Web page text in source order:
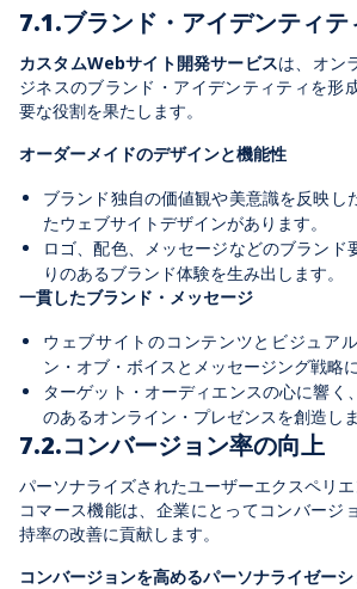
7.1.ブランド・アイデンティテ
カスタムWebサイト開発サービスは、オン
ジネスのブランド・アイデンティティを形
要な役割を果たします。
オーダーメイドのデザインと機能性
ブランド独自の価値観や美意識を反映し
たウェブサイトデザインがあります。
ロゴ、配色、メッセージなどのブランド
りのあるブランド体験を生み出します。
一貫したブランド・メッセージ
ウェブサイトのコンテンツとビジュア
ン・オブ・ボイスとメッセージング戦略
ターゲット・オーディエンスの心に響く
のあるオンライン・プレゼンスを創造しま
7.2.コンバージョン率の向上
パーソナライズされたユーザーエクスペリ
コマース機能は、企業にとってコンバージ
持率の改善に貢献します。
コンバージョンを高めるパーソナライゼー